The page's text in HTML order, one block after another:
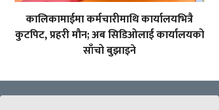
कालिकामाईमा कर्मचारीमाथि कार्यालयभित्रै
कुटपिट, प्रहरी मौन; अब सिडिओलाई कार्यालयको
साँचो बुझाइने